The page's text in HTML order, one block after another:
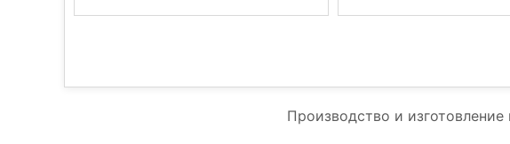
Производство и